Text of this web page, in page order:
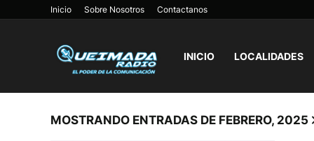
Inicio Sobre Nosotros Contactanos
INICIO LOCALIDADES
MOSTRANDO ENTRADAS DE FEBRERO, 2025